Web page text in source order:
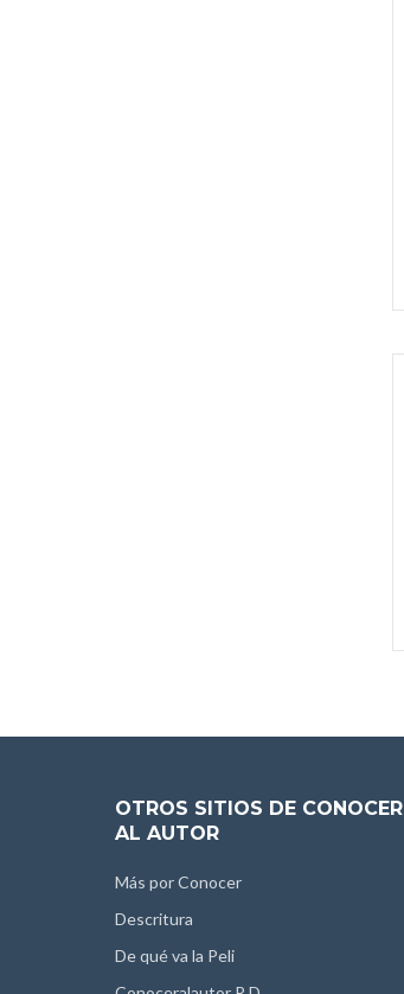
OTROS SITIOS DE CONOCER
AL AUTOR
Más por Conocer
Descritura
De qué va la Peli